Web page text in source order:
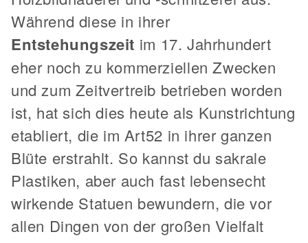
Während diese in ihrer
Entstehungszeit im 17. Jahrhundert
eher noch zu kommerziellen Zwecken
und zum Zeitvertreib betrieben worden
ist, hat sich dies heute als Kunstrichtung
etabliert, die im Art52 in ihrer ganzen
Blüte erstrahlt. So kannst du sakrale
Plastiken, aber auch fast lebensecht
wirkende Statuen bewundern, die vor
allen Dingen von der großen Vielfalt